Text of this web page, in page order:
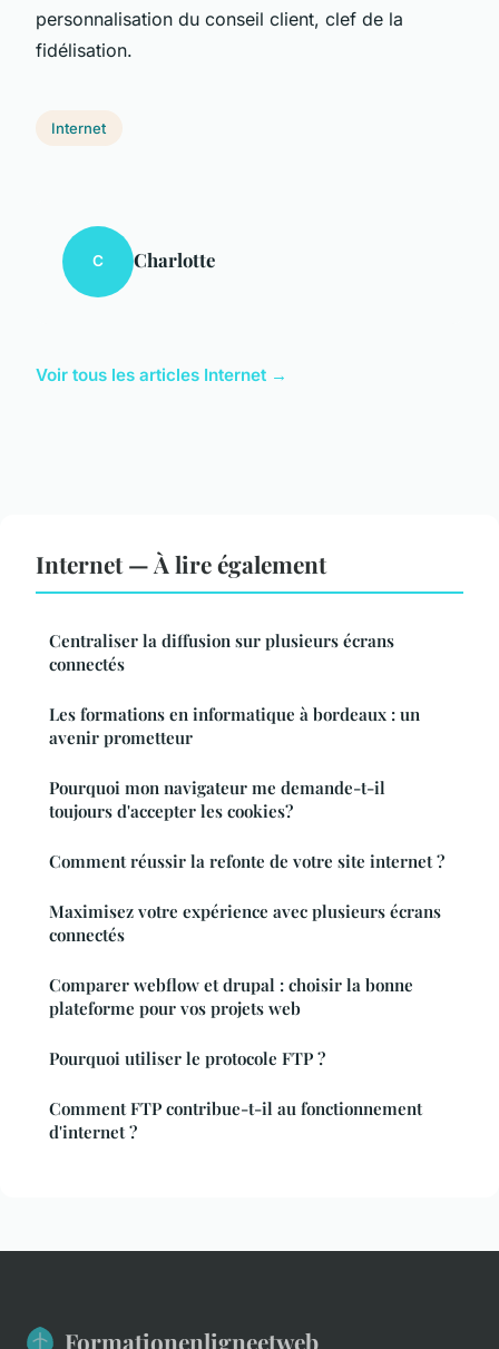
personnalisation du conseil client, clef de la
fidélisation.
Internet
C Charlotte
Voir tous les articles Internet →
Internet — À lire également
Centraliser la diffusion sur plusieurs écrans
connectés
Les formations en informatique à bordeaux : un
avenir prometteur
Pourquoi mon navigateur me demande-t-il
toujours d'accepter les cookies?
Comment réussir la refonte de votre site internet ?
Maximisez votre expérience avec plusieurs écrans
connectés
Comparer webflow et drupal : choisir la bonne
plateforme pour vos projets web
Pourquoi utiliser le protocole FTP ?
Comment FTP contribue-t-il au fonctionnement
d'internet ?
Formationenligneetweb